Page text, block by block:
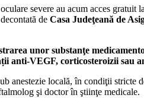
severe au acum acces gratuit
de Casa Judeţeană de
unor substanţe
anti-VEGF, corticosteroizii sau
anestezie locală, în condiţii stricte
şi doctor în ştiinţe medicale.